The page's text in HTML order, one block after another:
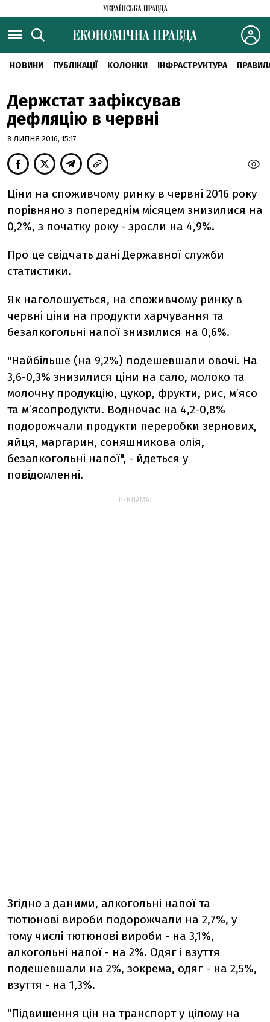
НОВИНИ ПУБЛІКАЦІЇ КОЛОНКИ ІНФРАСТРУКТУРА
Держстат зафіксував
дефляцію в червні
8 ЛИПНЯ 2016, 15:17
Ціни на споживчому ринку в червні 2016 року
порівняно з попереднім місяцем знизилися на
0,2%, з початку року - зросли на 4,9%.
Про це свідчать дані Державної служби
статистики.
Як наголошується, на споживчому ринку в
червні ціни на продукти харчування та
безалкогольні напої знизилися на 0,6%.
"Найбільше (на 9,2%) подешевшали овочі. На
3,6-0,3% знизилися ціни на сало, молоко та
молочну продукцію, цукор, фрукти, рис, м’ясо
та м’ясопродукти. Водночас на 4,2-0,8%
подорожчали продукти переробки зернових,
яйця, маргарин, соняшникова олія,
безалкогольні напої", - йдеться у
повідомленні.
РЕКЛАМА:
Згідно з даними, алкогольні напої та
тютюнові вироби подорожчали на 2,7%, у
тому числі тютюнові вироби - на 3,1%,
алкогольні напої - на 2%. Одяг і взуття
подешевшали на 2%, зокрема, одяг - на 2,5%,
взуття - на 1,3%.
"Підвищення цін на транспорт у цілому на